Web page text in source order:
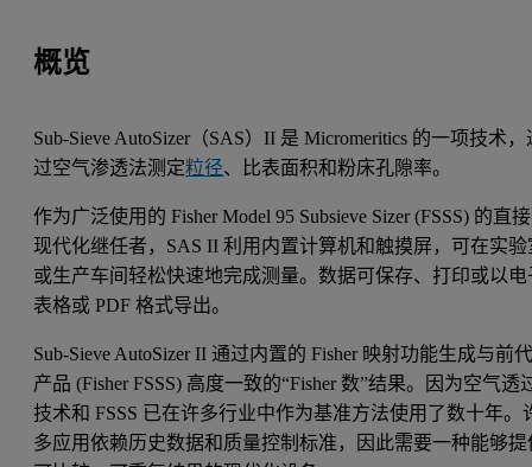
概览
Sub-Sieve AutoSizer（SAS）II 是 Micromeritics 的一项技术，
过空气渗透法测定粒径、比表面积和粉床孔隙率。
作为广泛使用的 Fisher Model 95 Subsieve Sizer (FSSS) 的直接
现代化继任者，SAS II 利用内置计算机和触摸屏，可在实验
或生产车间轻松快速地完成测量。数据可保存、打印或以电
表格或 PDF 格式导出。
Sub-Sieve AutoSizer II 通过内置的 Fisher 映射功能生成与前
产品 (Fisher FSSS) 高度一致的“Fisher 数”结果。因为空气透
技术和 FSSS 已在许多行业中作为基准方法使用了数十年。
多应用依赖历史数据和质量控制标准，因此需要一种能够提